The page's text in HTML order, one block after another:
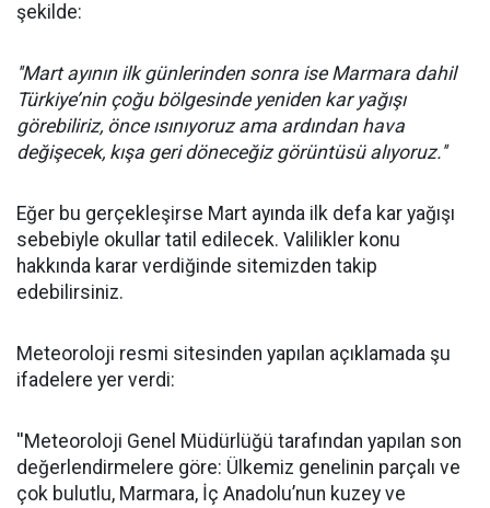
şekilde:
''Mart ayının ilk günlerinden sonra ise Marmara dahil
Türkiye’nin çoğu bölgesinde yeniden kar yağışı
görebiliriz, önce ısınıyoruz ama ardından hava
değişecek, kışa geri döneceğiz görüntüsü alıyoruz.''
Eğer bu gerçekleşirse Mart ayında ilk defa kar yağışı
sebebiyle okullar tatil edilecek. Valilikler konu
hakkında karar verdiğinde sitemizden takip
edebilirsiniz.
Meteoroloji resmi sitesinden yapılan açıklamada şu
ifadelere yer verdi:
''Meteoroloji Genel Müdürlüğü tarafından yapılan son
değerlendirmelere göre: Ülkemiz genelinin parçalı ve
çok bulutlu, Marmara, İç Anadolu’nun kuzey ve